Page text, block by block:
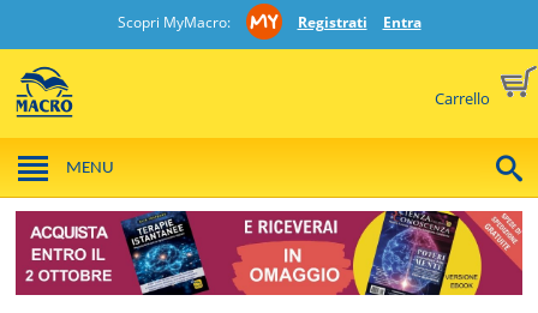
Scopri MyMacro: Registrati Entra
Carrello
MENU